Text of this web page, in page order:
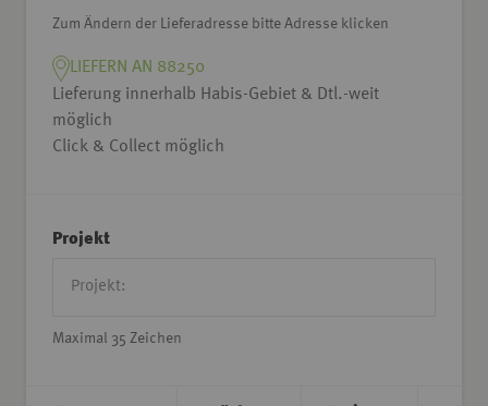
Zum Ändern der Lieferadresse bitte Adresse klicken
LIEFERN AN 88250
Lieferung innerhalb Habis-Gebiet & Dtl.-weit
möglich
Click & Collect möglich
Projekt
Maximal 35 Zeichen